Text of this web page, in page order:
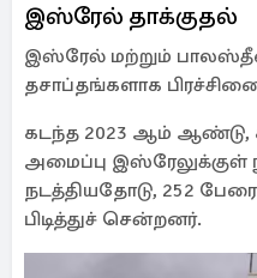
இஸ்ரேல் தாக்குதல்
இஸ்ரேல் மற்றும்
தசாப்தங்களாக பிரச்சினை
கடந்த 2023 ஆம்
அமைப்பு இஸ்ரேலுக்குள்
நடத்தியதோடு, 252
பிடித்துச் சென்றனர்.